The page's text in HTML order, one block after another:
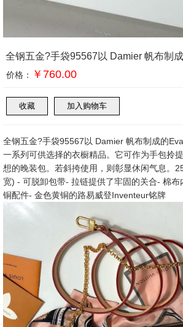
全钢五金?手袋95567以 Damier 帆布制
价格： ￥760.00
全钢五金?手袋95567以 Damier 帆布制成的
一系列可供选择的衣橱精品。它可作为手包拎
想的晚装包。若斜挎使用，则彰显休闲气息。
宽) - 可脱卸包带- 拉链提供了牢固的关合- 棉
铜配件- 金色黄铜的路易威登Inventeur铭牌